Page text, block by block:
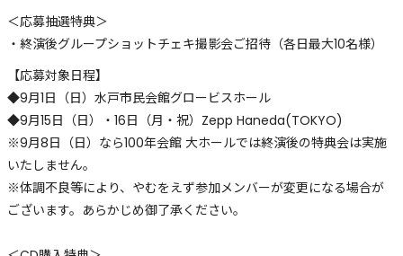
＜応募抽選特典＞
・終演後グループショットチェキ撮影会ご招待（各日最大10名様）
【応募対象日程】
◆9月1日（日）水戸市民会館グロービスホール
◆9月15日（日）・16日（月・祝）Zepp Haneda(TOKYO)
※9月8日（日）なら100年会館 大ホールでは終演後の特典会は実施
いたしません。
※体調不良等により、やむをえず参加メンバーが変更になる場合が
ございます。あらかじめ御了承ください。